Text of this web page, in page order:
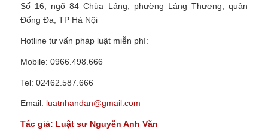
Số 16, ngõ 84 Chùa Láng, phường Láng Thượng, quận
Đống Đa, TP Hà Nội
Hotline tư vấn pháp luật miễn phí:
Mobile: 0966.498.666
Tel: 02462.587.666
Email: luatnhandan@gmail.com
Tác giả: Luật sư Nguyễn Anh Văn